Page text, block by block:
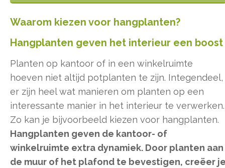
Waarom kiezen voor hangplanten?
Hangplanten geven het interieur een boost
Planten op kantoor of in een winkelruimte
hoeven niet altijd potplanten te zijn. Integendeel,
er zijn heel wat manieren om planten op een
interessante manier in het interieur te verwerken.
Zo kan je bijvoorbeeld kiezen voor hangplanten.
Hangplanten geven de kantoor- of
winkelruimte extra dynamiek. Door planten aan
de muur of het plafond te bevestigen, creëer